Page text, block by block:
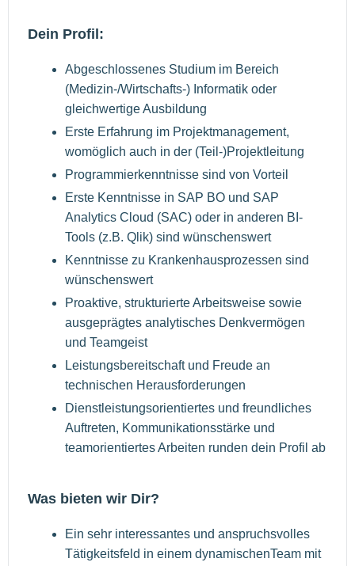
Dein Profil:
Abgeschlossenes Studium im Bereich
(Medizin-/Wirtschafts-) Informatik oder
gleichwertige Ausbildung
Erste Erfahrung im Projektmanagement,
womöglich auch in der (Teil-)Projektleitung
Programmierkenntnisse sind von Vorteil
Erste Kenntnisse in SAP BO und SAP
Analytics Cloud (SAC) oder in anderen BI-
Tools (z.B. Qlik) sind wünschenswert
Kenntnisse zu Krankenhausprozessen sind
wünschenswert
Proaktive, strukturierte Arbeitsweise sowie
ausgeprägtes analytisches Denkvermögen
und Teamgeist
Leistungsbereitschaft und Freude an
technischen Herausforderungen
Dienstleistungsorientiertes und freundliches
Auftreten, Kommunikationsstärke und
teamorientiertes Arbeiten runden dein Profil ab
Was bieten wir Dir?
Ein sehr interessantes und anspruchsvolles
Tätigkeitsfeld in einem dynamischenTeam mit